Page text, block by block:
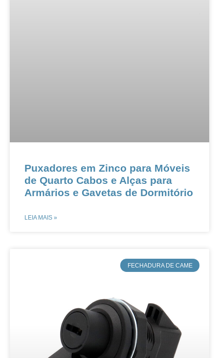
​​​​​​Puxadores em Zinco para Móveis
de Quarto​​ ​​Cabos e Alças para
Armários e Gavetas de Dormitório​
LEIA MAIS »
​FECHADURA DE CAME